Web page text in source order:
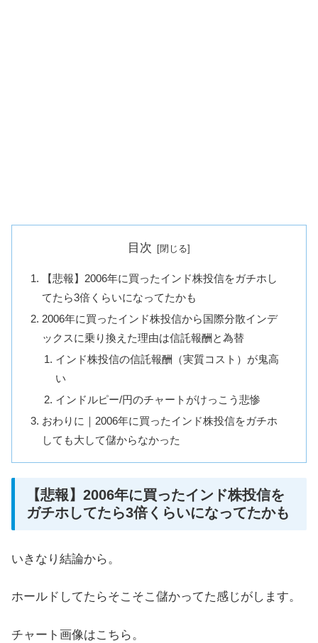
目次
【悲報】2006年に買ったインド株投信をガチホし
てたら3倍くらいになってたかも
2006年に買ったインド株投信から国際分散インデ
ックスに乗り換えた理由は信託報酬と為替
インド株投信の信託報酬（実質コスト）が鬼高
い
インドルピー/円のチャートがけっこう悲惨
おわりに｜2006年に買ったインド株投信をガチホ
しても大して儲からなかった
【悲報】2006年に買ったインド株投信を
ガチホしてたら3倍くらいになってたかも
いきなり結論から。
ホールドしてたらそこそこ儲かってた感じがします。
チャート画像はこちら。